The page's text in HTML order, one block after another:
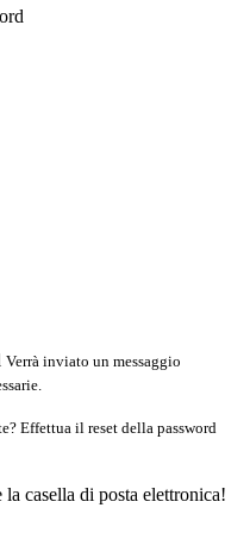
Verrà inviato un messaggio
Effettua il reset della password
casella di posta elettronica!